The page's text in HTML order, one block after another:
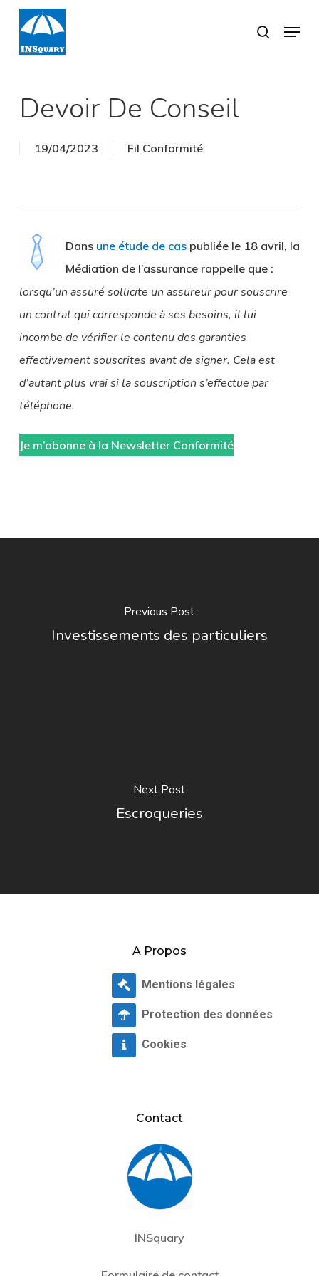
Skip
main
search
Menu
Devoir De Conseil
19/04/2023 Fil Conformité
Dans une étude de caspubliée le 18 avril, la
Médiation de l’assurance rappelle que :
lorsqu’un assuré sollicite un assureur pour souscrire
un contrat qui corresponde à ses besoins, il lui
incombe de vérifier le contenu des garanties
effectivement souscrites avant de signer. Cela est
d’autant plus vrai si la souscription s’effectue par
téléphone.
Je m’abonne à la Newsletter Conformité
Previous Post
Investissements des particuliers
Next Post
Escroqueries
A Propos
Mentions légales
Protection des données
Cookies
Contact
INSquary